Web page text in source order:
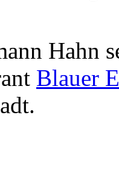
Hahn
Blauer